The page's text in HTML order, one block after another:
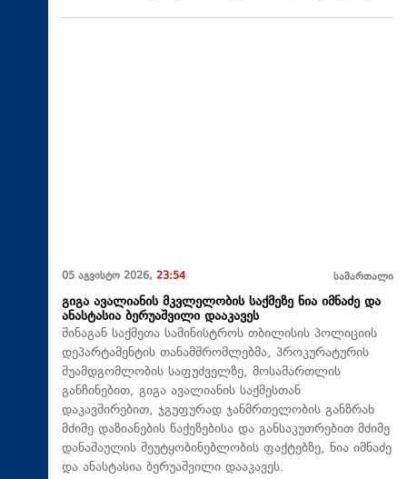
05 აგვისტო 2026, 23:54 სამართალი
გიგა ავალიანის მკვლელობის საქმეზე ნია იმნაძე და
ანასტასია ბერუაშვილი დააკავეს
შინაგან საქმეთა სამინისტროს თბილისის პოლიციის
დეპარტამენტის თანამშრომლებმა, პროკურატურის
შუამდგომლობის საფუძველზე, მოსამართლის
განჩინებით, გიგა ავალიანის საქმესთან
დაკავშირებით, ჯგუფურად ჯანმრთელობის განზრახ
მძიმე დაზიანების წაქეზებისა და განსაკუთრებით მძიმე
დანაშაულის შეუტყობინებლობის ფაქტებზე, ნია იმნაძე
და ანასტასია ბერუაშვილი დააკავეს.